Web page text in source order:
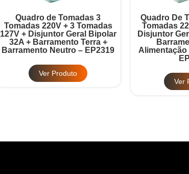
Quadro de Tomadas 3
Tomadas 220V + 3 Tomadas
127V + Disjuntor Geral Bipolar
32A + Barramento Terra +
Barramento Neutro – EP2319
Ver Produto
Quadro De
Tomadas
Disjuntor
Alimentação
Ver